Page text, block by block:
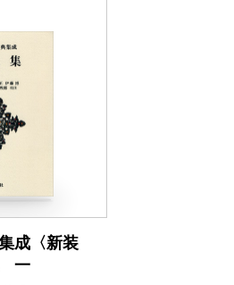
成〈新装
一